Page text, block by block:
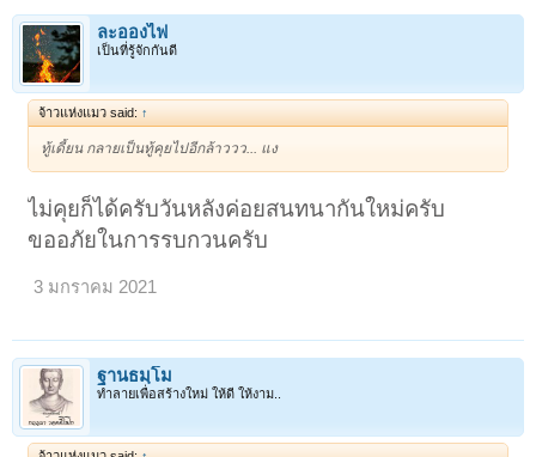
ละอองไฟ
เป็นที่รู้จักกันดี
จ้าวแห่งแมว said: ↑
ทู้เดี้ยน กลายเป็นทู้คุยไปอีกล้าววว... แง
ไม่คุยก็ได้ครับวันหลังค่อยสนทนากันใหม่ครับ
ขออภัยในการรบกวนครับ
3 มกราคม 2021
ฐานธมฺโม
ทำลายเพื่อสร้างใหม่ ให้ดี ให้งาม..